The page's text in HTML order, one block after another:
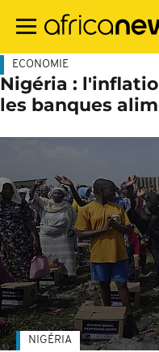
contenu
ECONOMIE
Nigéria :
les banques
NIGÉRIA